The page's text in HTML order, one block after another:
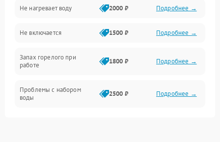
Программное обеспечение
Не нагревает воду 2000 ₽ Подробнее →
Не включается 1500 ₽ Подробнее →
Запах горелого при
работе
1800 ₽ Подробнее →
Проблемы с набором
воды
2500 ₽ Подробнее →